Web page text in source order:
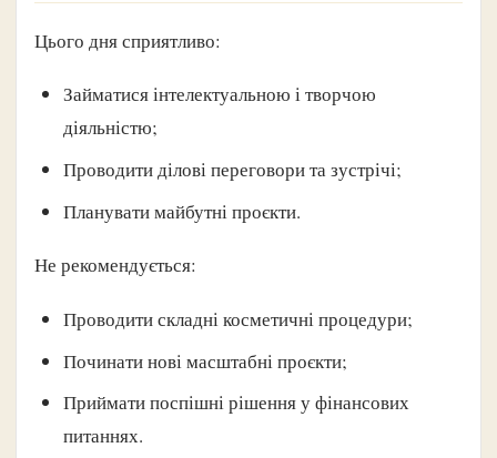
Цього дня сприятливо:
Займатися інтелектуальною і творчою
діяльністю;
Проводити ділові переговори та зустрічі;
Планувати майбутні проєкти.
Не рекомендується:
Проводити складні косметичні процедури;
Починати нові масштабні проєкти;
Приймати поспішні рішення у фінансових
питаннях.